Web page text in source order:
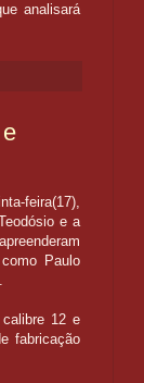
analisará
feira(17),
e a
Paulo
12 e
fabricação